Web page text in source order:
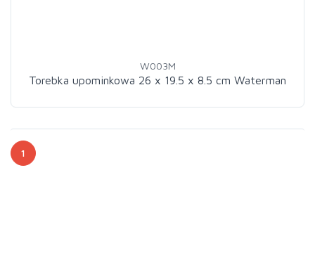
W003M
Torebka upominkowa 26 x 19.5 x 8.5 cm Waterman
1